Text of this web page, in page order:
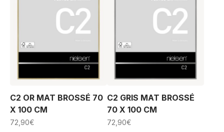
C2 OR MAT BROSSÉ 70
X 100 CM
72,90€
C2 GRIS MAT BROSSÉ
70 X 100 CM
72,90€